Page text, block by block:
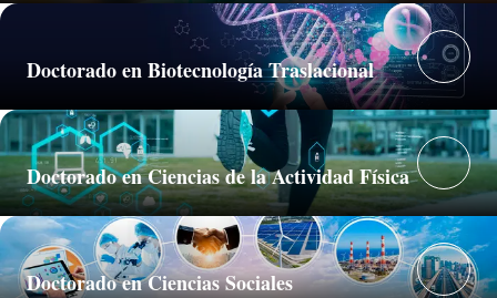
Doctorado en Biotecnología Traslacional
Doctorado en Ciencias de la Actividad Física
Doctorado en Ciencias Sociales